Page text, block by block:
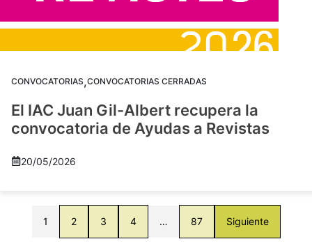
CONVOCATORIAS,CONVOCATORIAS CERRADAS
El IAC Juan Gil-Albert recupera la
convocatoria de Ayudas a Revistas
20/05/2026
1 2 3 4 … 87 Siguiente